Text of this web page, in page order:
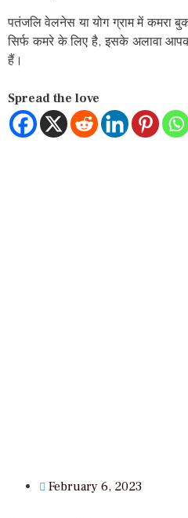
पतंजलि वेलनेस या योग ग्राम में
सिर्फ कमरे के लिए है, इसके अलावा
हैं।
Spread the love
February 6, 2023